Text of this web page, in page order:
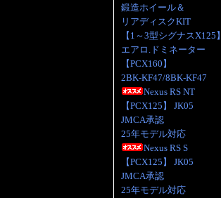
鍛造ホイール＆
リアディスクKIT
【1～3型シグナスX125】
エアロ.ドミネーター
【PCX160】
2BK-KF47/8BK-KF47
Nexus RS NT
【PCX125】 JK05
JMCA承認
25年モデル対応
Nexus RS S
【PCX125】 JK05
JMCA承認
25年モデル対応